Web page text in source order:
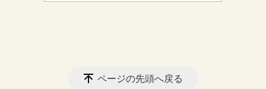
ページの先頭へ戻る